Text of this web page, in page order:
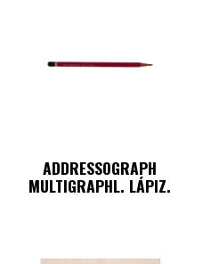
ADDRESSOGRAPH
MULTIGRAPHL. LÁPIZ.